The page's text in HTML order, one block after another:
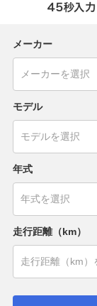
メーカー
モデル
年式
走行距離（km）